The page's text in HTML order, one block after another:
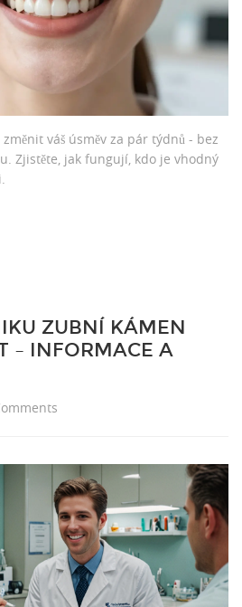
váš úsměv za pár týdnů - bez
Zjistěte, jak fungují, kdo je vhodný
ZUBNÍ KÁMEN
– INFORMACE A